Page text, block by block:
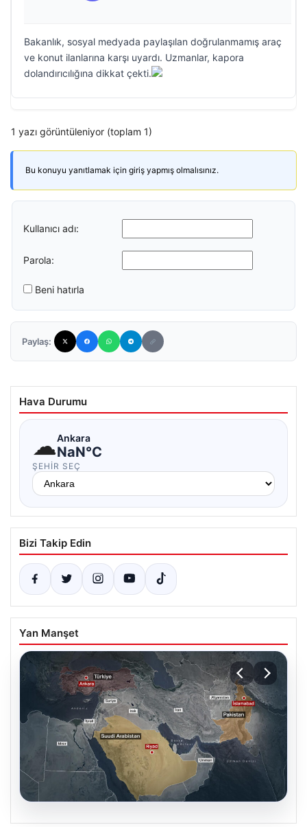
Bakanlık, sosyal medyada paylaşılan doğrulanmamış araç
ve konut ilanlarına karşı uyardı. Uzmanlar, kapora
dolandırıcılığına dikkat çekti.
1 yazı görüntüleniyor (toplam 1)
Bu konuyu yanıtlamak için giriş yapmış olmalısınız.
Kullanıcı adı:
Parola:
Beni hatırla
Paylaş:
Hava Durumu
☁Ankara
NaN°C
ŞEHIR SEÇ
Bizi Takip Edin
Yan Manşet
07.08.2026